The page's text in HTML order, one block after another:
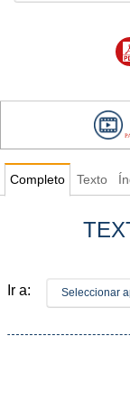
Completo Texto
Ir a: Seleccionar